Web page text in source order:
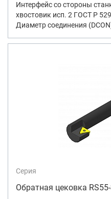
Интерфейс со стороны
хвостовик исп. 2 ГОСТ Р
Диаметр соединения
Серия
Обратная цековка